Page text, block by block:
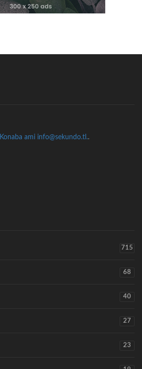
Konaba ami info@sekundo.tl..
715
68
40
27
23